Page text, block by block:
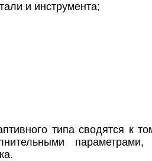
и инструмента;
типа сводятся к
параметрами,